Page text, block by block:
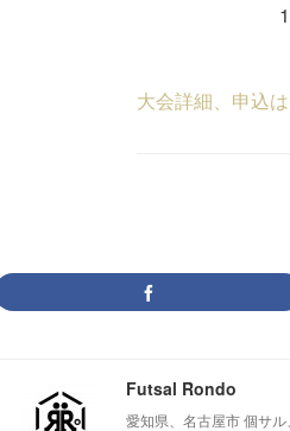
18,700円
５チ
大会詳細、申込
Futsal Rondo
愛知県、名古屋市 個サ